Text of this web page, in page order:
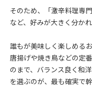
そのため、「激辛料理専
など、好みが大きく分か
誰もが美味しく楽しめる
唐揚げや焼き鳥などの定
のまで、バランス良く和
を選ぶのが、最も確実で